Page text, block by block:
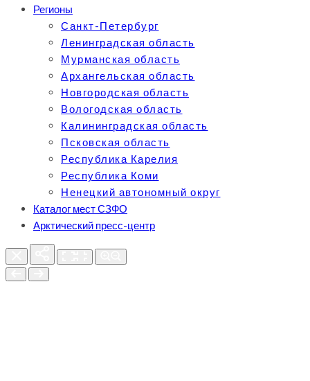
Регионы
Санкт-Петербург
Ленинградская область
Мурманская область
Архангельская область
Новгородская область
Вологодская область
Калининградская область
Псковская область
Республика Карелия
Республика Коми
Ненецкий автономный округ
Каталог мест СЗФО
Арктический пресс-центр